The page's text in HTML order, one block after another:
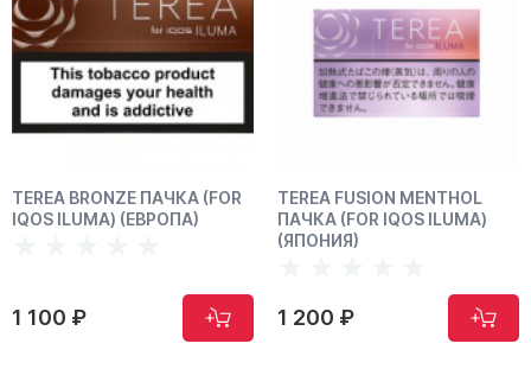
TEREA BRONZE ПАЧКА (FOR
IQOS ILUMA) (ЕВРОПА)
1 100 ₽
TEREA FUSION MENTHOL
ПАЧКА (FOR IQOS ILUMA)
(ЯПОНИЯ)
1 200 ₽